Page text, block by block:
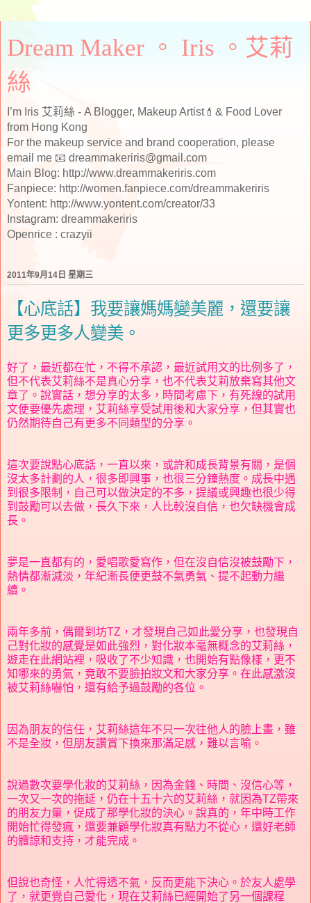
Dream Maker 。 Iris 。艾莉
絲
I’m Iris 艾莉絲 - A Blogger, Makeup Artist💄& Food Lover
from Hong Kong
For the makeup service and brand cooperation, please
email me 📧 dreammakeriris@gmail.com
Main Blog: http://www.dreammakeriris.com
Fanpiece: http://women.fanpiece.com/dreammakeriris
Yontent: http://www.yontent.com/creator/33
Instagram: dreammakeriris
Openrice : crazyii
2011年9月14日 星期三
【心底話】我要讓媽媽變美麗，還要讓
更多更多人變美。
好了，最近都在忙，不得不承認，最近試用文的比例多了，
但不代表艾莉絲不是真心分享，也不代表艾莉放棄寫其他文
章了。說實話，想分享的太多，時間考慮下，有死線的試用
文便要優先處理，艾莉絲享受試用後和大家分享，但其實也
仍然期待自己有更多不同類型的分享。
這次要說點心底話，一直以來，或許和成長背景有關，是個
沒太多計劃的人，很多即興事，也很三分鐘熱度。成長中遇
到很多限制，自己可以做決定的不多，提議或興趣也很少得
到鼓勵可以去做，長久下來，人比較沒自信，也欠缺機會成
長。
夢是一直都有的，愛唱歌愛寫作，但在沒自信沒被鼓勵下，
熱情都漸減淡，年紀漸長便更鼓不氣勇氣、提不起動力繼
續。
兩年多前，偶爾到坊TZ，才發現自己如此愛分享，也發現自
己對化妝的感覺是如此強烈，對化妝本毫無概念的艾莉絲，
遊走在此網站裡，吸收了不少知識，也開始有點像樣，更不
知哪來的勇氣，竟敢不要臉拍妝文和大家分享。在此感激沒
被艾莉絲嚇怕，還有給予過鼓勵的各位。
因為朋友的信任，艾莉絲這年不只一次往他人的臉上畫，雖
不是全妝，但朋友讚賞下換來那滿足感，難以言喻。
說過數次要學化妝的艾莉絲，因為金錢、時間、沒信心等，
一次又一次的拖延，仍在十五十六的艾莉絲，就因為TZ帶來
的朋友力量，促成了那學化妝的決心。說真的，年中時工作
開始忙得發瘋，還要兼顧學化妝真有點力不從心，還好老師
的體諒和支持，才能完成。
但說也奇怪，人忙得透不氣，反而更能下決心。於友人處學
了，就更覺自己愛化，現在艾莉絲已經開始了另一個課程